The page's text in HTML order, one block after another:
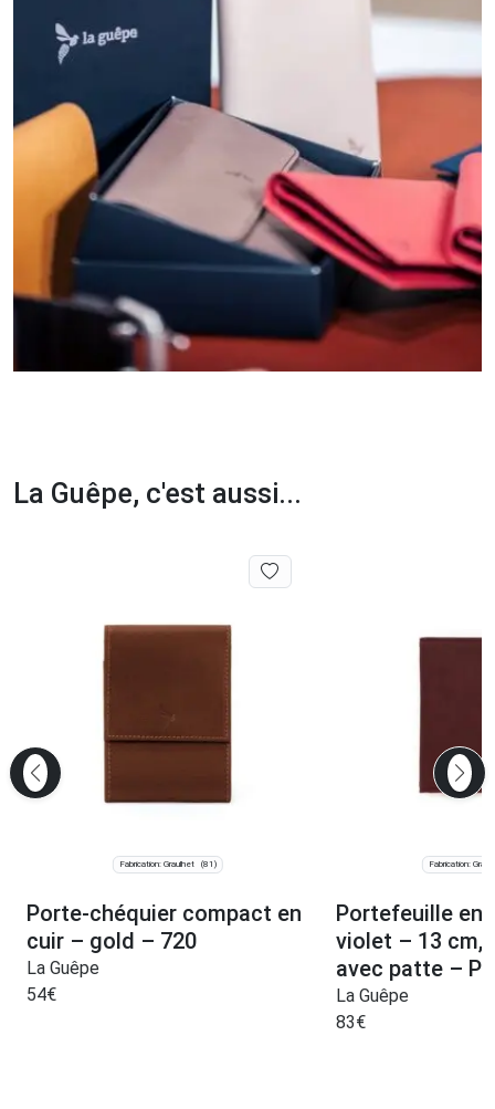
La Guêpe, c'est aussi...
Fabrication: Graulhet (81)
Porte-chéquier compact en
cuir – gold – 720
La Guêpe
54€
Fabrication:
Portefeuille en
violet – 13 cm,
avec patte –
La Guêpe
83€